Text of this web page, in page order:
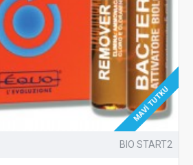
MAVI TUTKU
BIO START2